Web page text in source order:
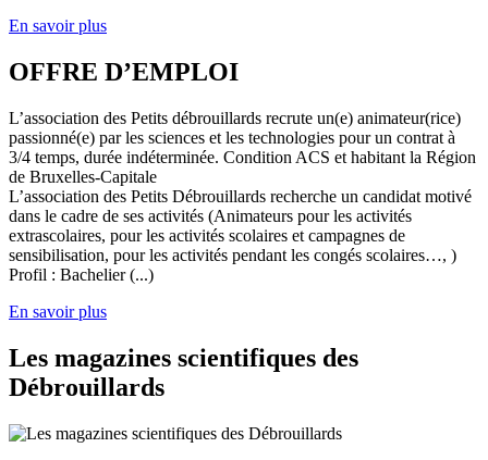
En savoir plus
OFFRE D’EMPLOI
L’association des Petits débrouillards recrute un(e) animateur(rice)
passionné(e) par les sciences et les technologies pour un contrat à
3/4 temps, durée indéterminée. Condition ACS et habitant la Région
de Bruxelles-Capitale
L’association des Petits Débrouillards recherche un candidat motivé
dans le cadre de ses activités (Animateurs pour les activités
extrascolaires, pour les activités scolaires et campagnes de
sensibilisation, pour les activités pendant les congés scolaires…, )
Profil : Bachelier (...)
En savoir plus
Les magazines scientifiques des
Débrouillards